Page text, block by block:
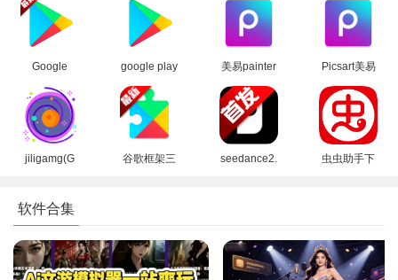
3、在图像类页面为大家提供了图像清晰度增强、图像去雾、
黑白图像上色等功能
2026最新版
方版
apk(Google
Play 商店)
方安卓版
Google
Play 谷歌商
店paypal下
载最新安卓
版
google play
商店应用
app最新版
本2026
美易painter
软件下载官
方正版
(Picsart)
Picsart美易
正版下载免
费版中文版
jiligamg(G
版2025
谷歌框架三
ay服务）
seedance2.
虫虫助手下
软件合集